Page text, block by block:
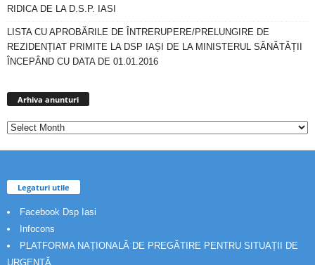
RIDICA DE LA D.S.P. IASI
LISTA CU APROBĂRILE DE ÎNTRERUPERE/PRELUNGIRE DE
REZIDENȚIAT PRIMITE LA DSP IAȘI DE LA MINISTERUL SĂNĂTĂȚII
ÎNCEPÂND CU DATA DE 01.01.2016
Arhiva anunturi
Legaturi utile
Facebook Dsp Iasi
Infocons
PLATFORMA NAȚIONALĂ DE PREGĂTIRE PENTRU SITUAȚII DE
URGENȚĂ